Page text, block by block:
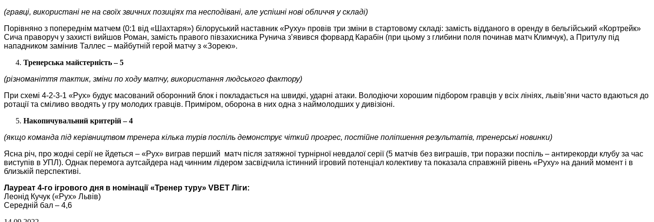
(гравці, використані не на своїх звичних позиціях та несподівані, але успішні нові обличчя у складі)
Порівняно з попереднім матчем (0:1 від «Шахтаря») білоруський наставник «Руху» провів три зміни в стартовому складі: замість відданого в оренду в бельгійський «Кортрейк»
Сича праворуч у захисті вийшов Роман, замість правого півзахисника Рунича з’явився форвард Карабін (при цьому з глибини поля починав матч Климчук), а Притулу під
нападником замінив Таллес – майбутній герой матчу з «Зорею».
Тренерська майстерність – 5
(різноманіття тактик, зміни по ходу матчу, використання людського фактору)
При схемі 4-2-3-1 «Рух» будує масований оборонний блок і покладається на швидкі, ударні атаки. Володіючи хорошим підбором гравців у всіх лініях, львів’яни часто вдаються до
ротації та сміливо вводять у гру молодих гравців. Приміром, оборона в них одна з наймолодших у дивізіоні.
Накопичувальний критерій – 4
(якщо команда під керівництвом тренера кілька турів поспіль демонструє чіткий прогрес, постійне поліпшення результатів, тренерські новинки)
Ясна річ, про жодні серії не йдеться – «Рух» виграв перший матч після затяжної турнірної невдалої серії (5 матчів без виграшів, три поразки поспіль – антирекорди клубу за час
виступів в УПЛ). Однак перемога аутсайдера над чинним лідером засвідчила істинний ігровий потенціал колективу та показала справжній рівень «Руху» на даний момент і в
близькій перспективі.
Лауреат 4-го ігрового дня в номінації «Тренер туру» VBET Ліги:
Леонід Кучук («Рух» Львів)
Середній бал – 4,6